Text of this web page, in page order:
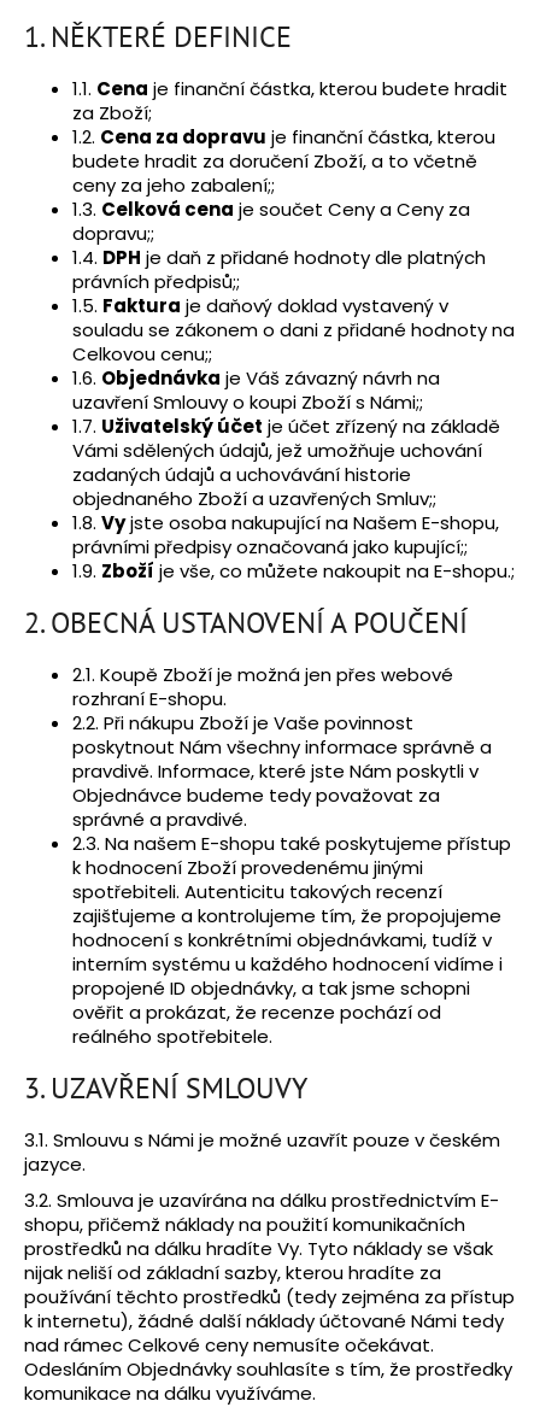
1. NĚKTERÉ DEFINICE
1.1. Cena je finanční částka, kterou budete hradit
za Zboží;
1.2. Cena za dopravu je finanční částka, kterou
budete hradit za doručení Zboží, a to včetně
ceny za jeho zabalení;;
1.3. Celková cena je součet Ceny a Ceny za
dopravu;;
1.4. DPH je daň z přidané hodnoty dle platných
právních předpisů;;
1.5. Faktura je daňový doklad vystavený v
souladu se zákonem o dani z přidané hodnoty na
Celkovou cenu;;
1.6. Objednávka je Váš závazný návrh na
uzavření Smlouvy o koupi Zboží s Námi;;
1.7. Uživatelský účet je účet zřízený na základě
Vámi sdělených údajů, jež umožňuje uchování
zadaných údajů a uchovávání historie
objednaného Zboží a uzavřených Smluv;;
1.8. Vyjste osoba nakupující na Našem E-shopu,
právními předpisy označovaná jako kupující;;
1.9. Zboží je vše, co můžete nakoupit na E-shopu.;
2. OBECNÁ USTANOVENÍ A POUČENÍ
2.1. Koupě Zboží je možná jen přes webové
rozhraní E-shopu.
2.2. Při nákupu Zboží je Vaše povinnost
poskytnout Nám všechny informace správně a
pravdivě. Informace, které jste Nám poskytli v
Objednávce budeme tedy považovat za
správné a pravdivé.
2.3. Na našem E-shopu také poskytujeme přístup
k hodnocení Zboží provedenému jinými
spotřebiteli. Autenticitu takových recenzí
zajišťujeme a kontrolujeme tím, že propojujeme
hodnocení s konkrétními objednávkami, tudíž v
interním systému u každého hodnocení vidíme i
propojené ID objednávky, a tak jsme schopni
ověřit a prokázat, že recenze pochází od
reálného spotřebitele.
3. UZAVŘENÍ SMLOUVY
3.1. Smlouvu s Námi je možné uzavřít pouze v českém
jazyce.
3.2. Smlouva je uzavírána na dálku prostřednictvím E-
shopu, přičemž náklady na použití komunikačních
prostředků na dálku hradíte Vy. Tyto náklady se však
nijak neliší od základní sazby, kterou hradíte za
používání těchto prostředků (tedy zejména za přístup
k internetu), žádné další náklady účtované Námi tedy
nad rámec Celkové ceny nemusíte očekávat.
Odesláním Objednávky souhlasíte s tím, že prostředky
komunikace na dálku využíváme.